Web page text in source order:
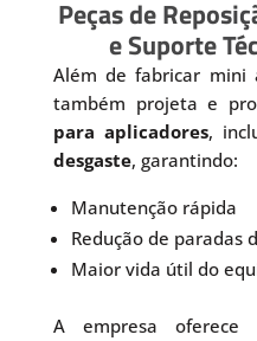
Peças de
e Suporte
Além de fabricar mini
também projeta e
para aplicadores,
desgaste, garantindo:
Manutenção rápida
Redução de paradas
Maior vida útil do
A empresa oferece